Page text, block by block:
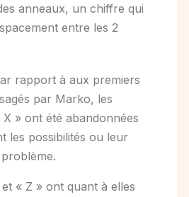
anneaux, un chiffre qui
entre les 2
rapport à aux premiers
par Marko, les
X » ont été abandonnées
les possibilités ou leur
« Z » ont quant à elles